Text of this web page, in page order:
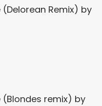
Remix) by
remix) by